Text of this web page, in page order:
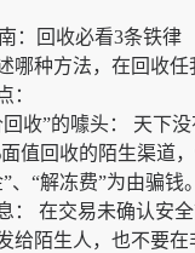
回收必看3条铁律
种方法，在回收任
：
”的噱头： 天下没
值回收的陌生渠道，
、“解冻费”为由骗钱。
在交易未确认安全
给陌生人，也不要在